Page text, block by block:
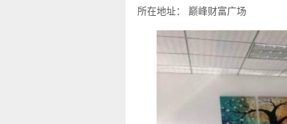
所在地址： 巅峰财富广场